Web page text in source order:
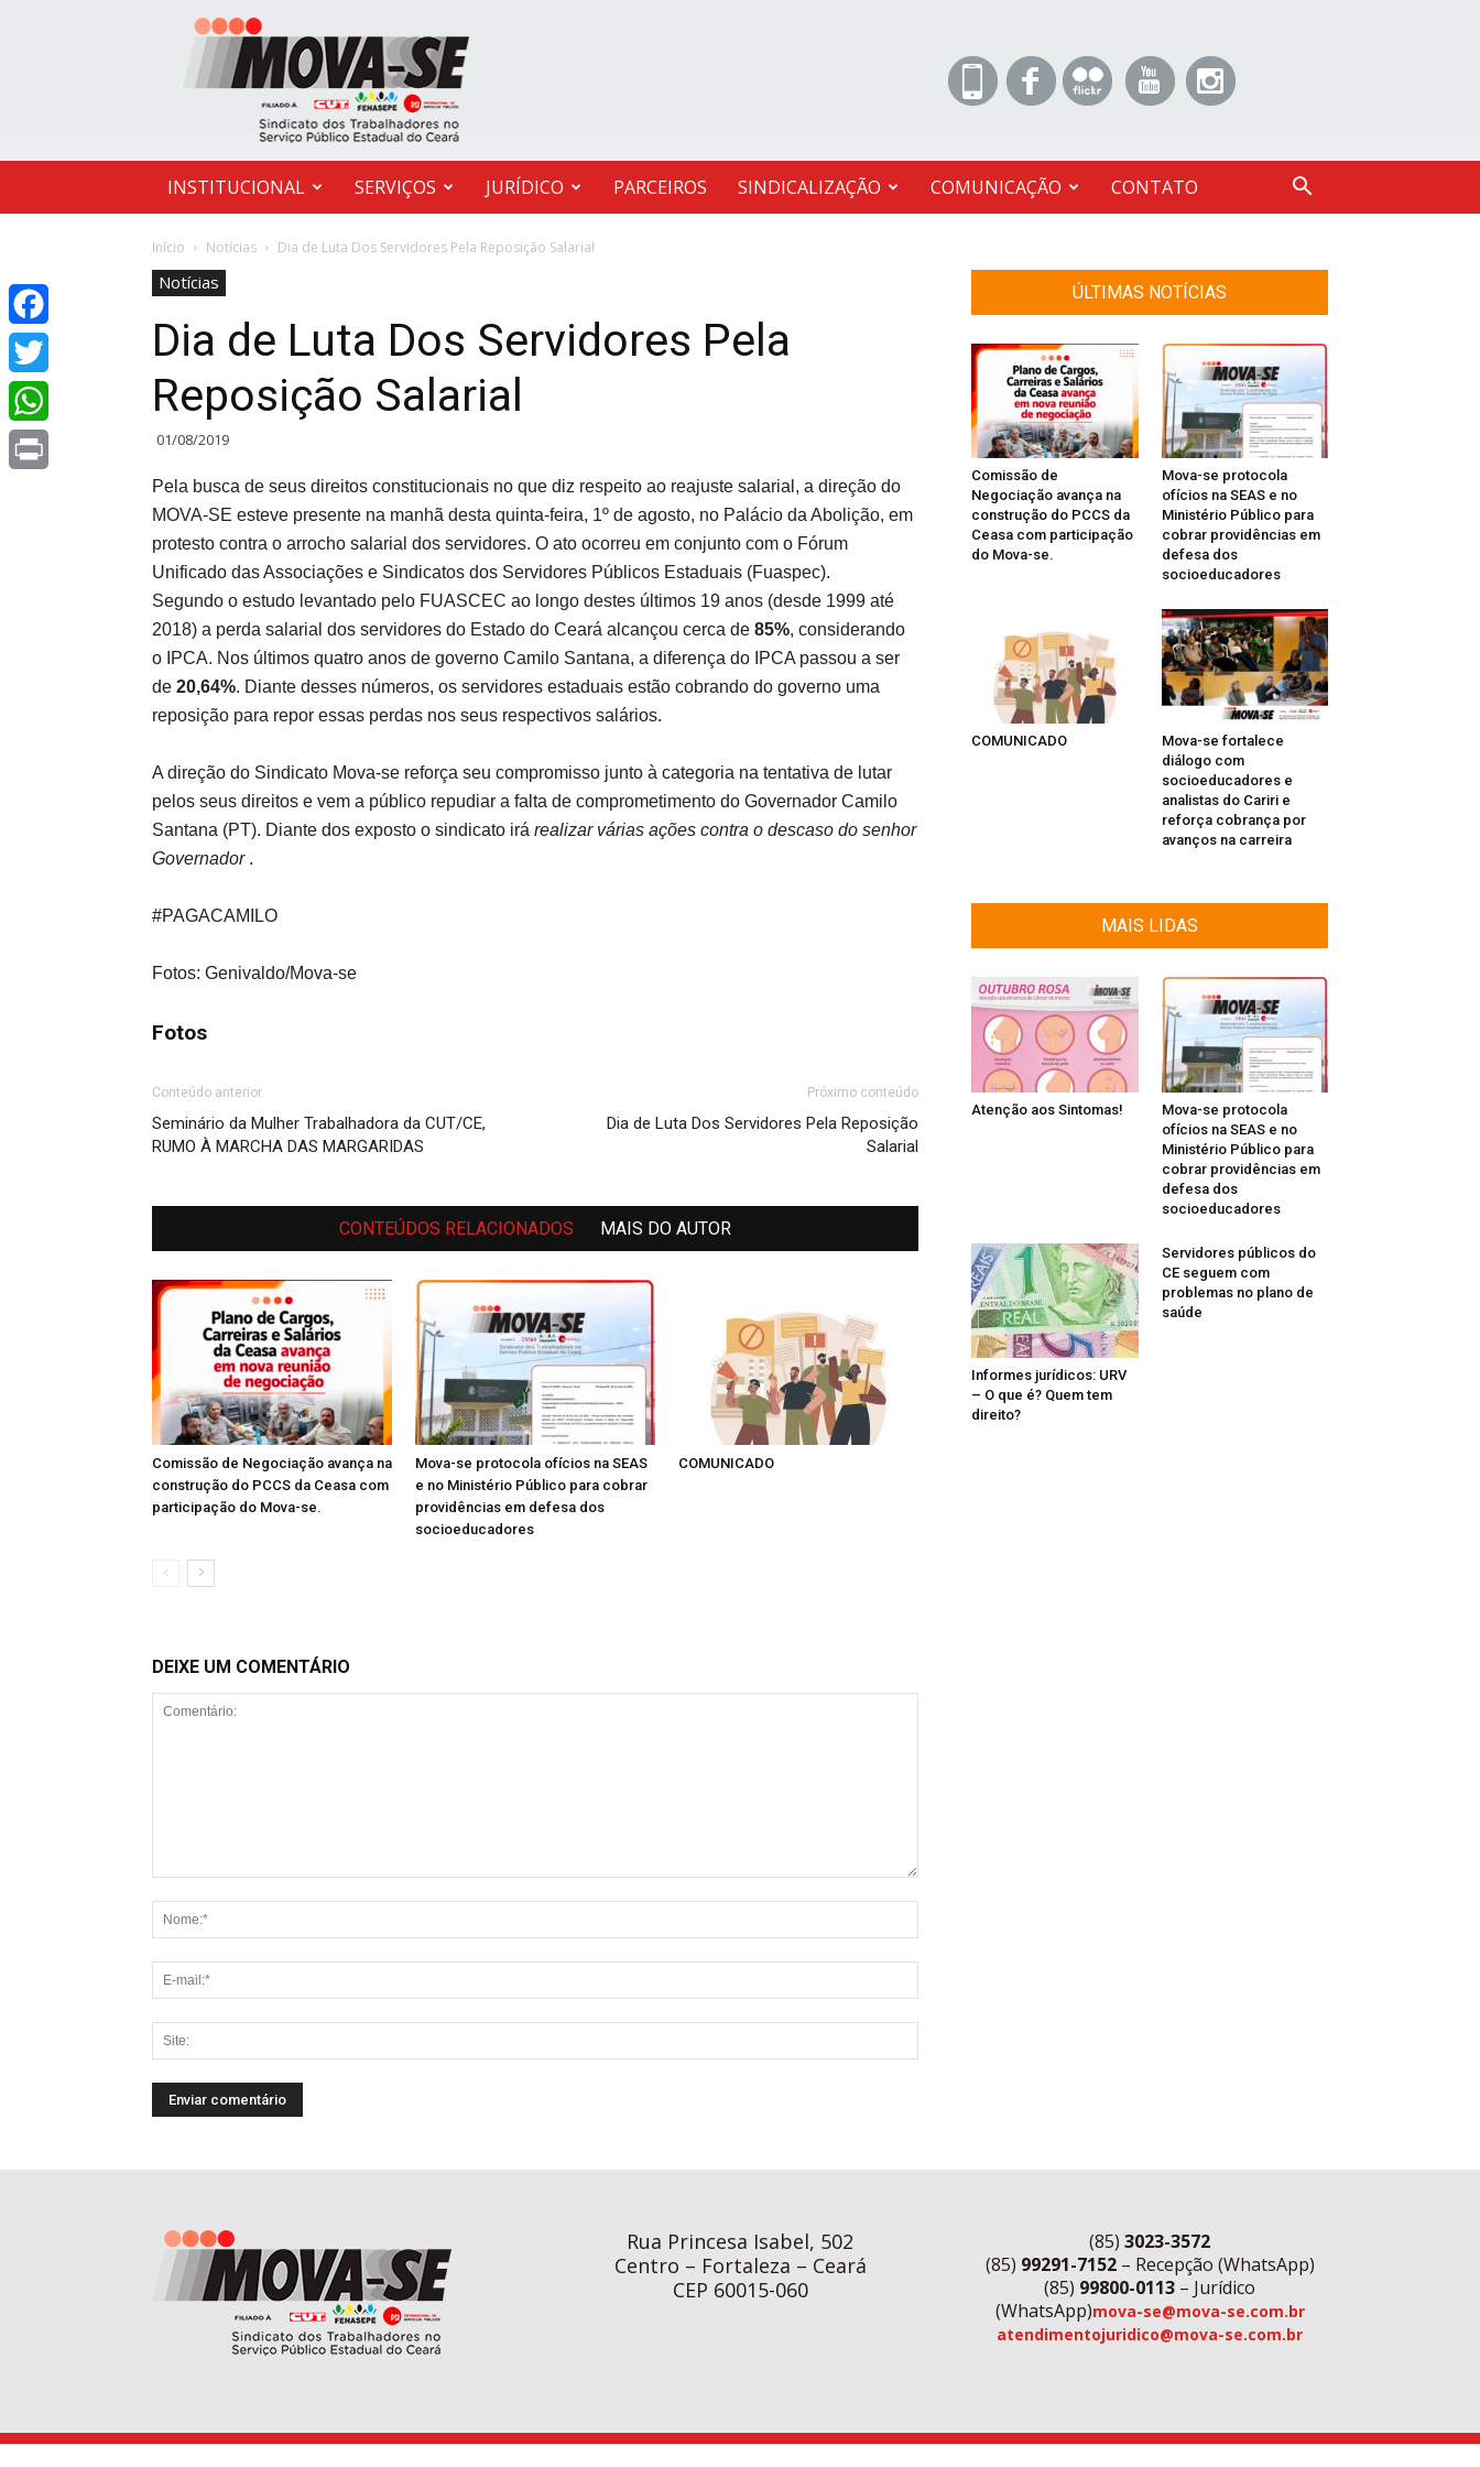
MOVA-
SE
INSTITUCIONAL SERVIÇOS JURÍDICO PARCEIROS SINDICALIZAÇÃO COMUNICAÇÃO CONTATO
Início Notícias Dia de Luta Dos Servidores Pela Reposição Salarial
Notícias
Dia de Luta Dos Servidores Pela
Reposição Salarial
01/08/2019
Pela busca de seus direitos constitucionais no que diz respeito ao reajuste salarial, a direção do
MOVA-SE esteve presente na manhã desta quinta-feira, 1º de agosto, no Palácio da Abolição, em
protesto contra o arrocho salarial dos servidores. O ato ocorreu em conjunto com o Fórum
Unificado das Associações e Sindicatos dos Servidores Públicos Estaduais (Fuaspec).
Segundo o estudo levantado pelo FUASCEC ao longo destes últimos 19 anos (desde 1999 até
2018) a perda salarial dos servidores do Estado do Ceará alcançou cerca de 85%, considerando
o IPCA. Nos últimos quatro anos de governo Camilo Santana, a diferença do IPCA passou a ser
de 20,64%. Diante desses números, os servidores estaduais estão cobrando do governo uma
reposição para repor essas perdas nos seus respectivos salários.
A direção do Sindicato Mova-se reforça seu compromisso junto à categoria na tentativa de lutar
pelos seus direitos e vem a público repudiar a falta de comprometimento do Governador Camilo
Santana (PT). Diante dos exposto o sindicato irá realizar várias ações contra o descaso do senhor
Governador.
#PAGACAMILO
Fotos: Genivaldo/Mova-se
Fotos
Conteúdo anterior
Seminário da Mulher Trabalhadora da CUT/CE,
RUMO À MARCHA DAS MARGARIDAS
Próximo conteúdo
Dia de Luta Dos Servidores Pela Reposição
Salarial
CONTEÚDOS RELACIONADOS MAIS DO AUTOR
Comissão de Negociação avança na
construção do PCCS da Ceasa com
participação do Mova-se.
Mova-se protocola ofícios na SEAS
e no Ministério Público para cobrar
providências em defesa dos
socioeducadores
COMUNICADO
DEIXE UM COMENTÁRIO
ÚLTIMAS NOTÍCIAS
Comissão de
Negociação avança na
construção do PCCS da
Ceasa com participação
do Mova-se.
Mova-se protocola
ofícios na SEAS e no
Ministério Público para
cobrar providências em
defesa dos
socioeducadores
COMUNICADO
Mova-se fortalece
diálogo com
socioeducadores e
analistas do Cariri e
reforça cobrança por
avanços na carreira
MAIS LIDAS
Atenção aos Sintomas!
Mova-se protocola
ofícios na SEAS e no
Ministério Público para
cobrar providências em
defesa dos
socioeducadores
Informes jurídicos: URV
– O que é? Quem tem
direito?
Servidores públicos do
CE seguem com
problemas no plano de
saúde
Rua Princesa Isabel, 502
Centro – Fortaleza – Ceará
CEP 60015-060
(85) 3023-3572
(85) 99291-7152– Recepção (WhatsApp)
(85) 99800-0113 – Jurídico
(WhatsApp)mova-se@mova-se.com.br
atendimentojuridico@mova-se.com.br
Facebook
Twitter
WhatsApp